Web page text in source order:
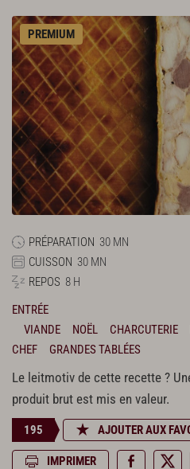
PREMIUM
PRÉPARATION 30 MN
CUISSON 30 MN
REPOS 8 H
ENTRÉE
VIANDE
NOËL CHARCUTERIE
CHEF
GRANDES TABLÉES
Le leitmotiv de cette recette ?
produit brut est mis en valeur.
195 AJOUTER AUX
IMPRIMER